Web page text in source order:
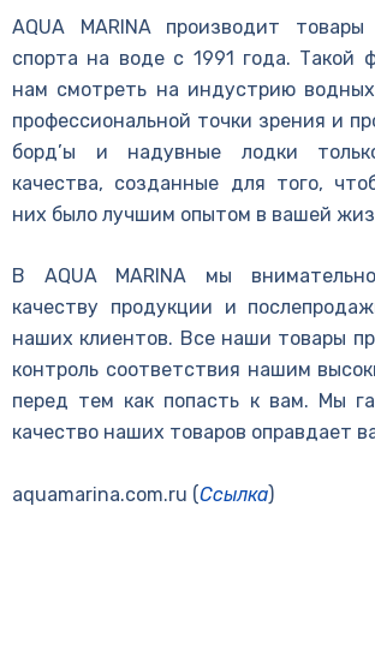
AQUA MARINA производит
спорта на воде с 1991 года. Такой
нам смотреть на индустрию
профессиональной точки зрения и
борд’ы и надувные лодки
качества, созданные для того,
них было лучшим опытом в вашей
В AQUA MARINA мы
качеству продукции и
наших клиентов. Все наши товары
контроль соответствия нашим
перед тем как попасть к вам. Мы
качество наших товаров оправдает
aquamarina.com.ru (Ссылка)